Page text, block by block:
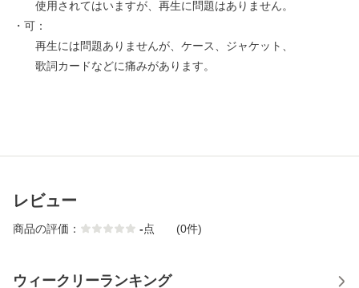
使用されてはいますが、再生に問題はありません。
・可：
再生には問題ありませんが、ケース、ジャケット、
歌詞カードなどに痛みがあります。
レビュー
商品の評価： -点 (0件)
ウィークリーランキング